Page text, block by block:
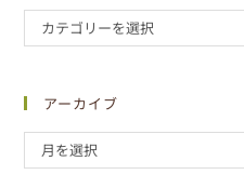
カテゴリーを選択
アーカイブ
月を選択